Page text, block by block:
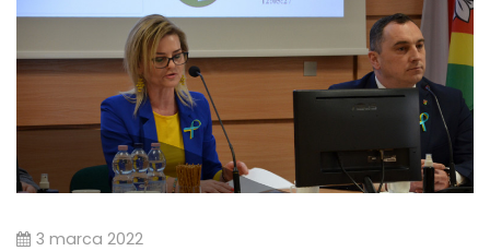
3 marca 2022